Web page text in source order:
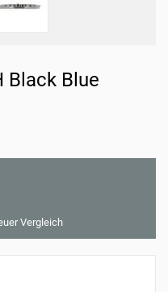
Black Blue
Vergleich